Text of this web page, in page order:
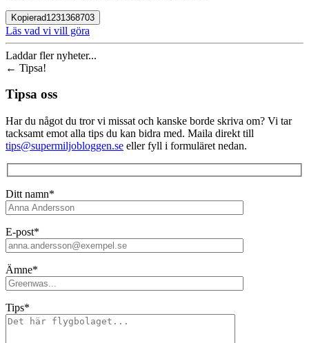
Kopierad1231368703
Läs vad vi vill göra
Laddar fler nyheter...
← Tipsa!
Tipsa oss
Har du något du tror vi missat och kanske borde skriva om? Vi tar
tacksamt emot alla tips du kan bidra med. Maila direkt till
tips@supermiljobloggen.se eller fyll i formuläret nedan.
Ditt namn*
E-post*
Ämne*
Tips*